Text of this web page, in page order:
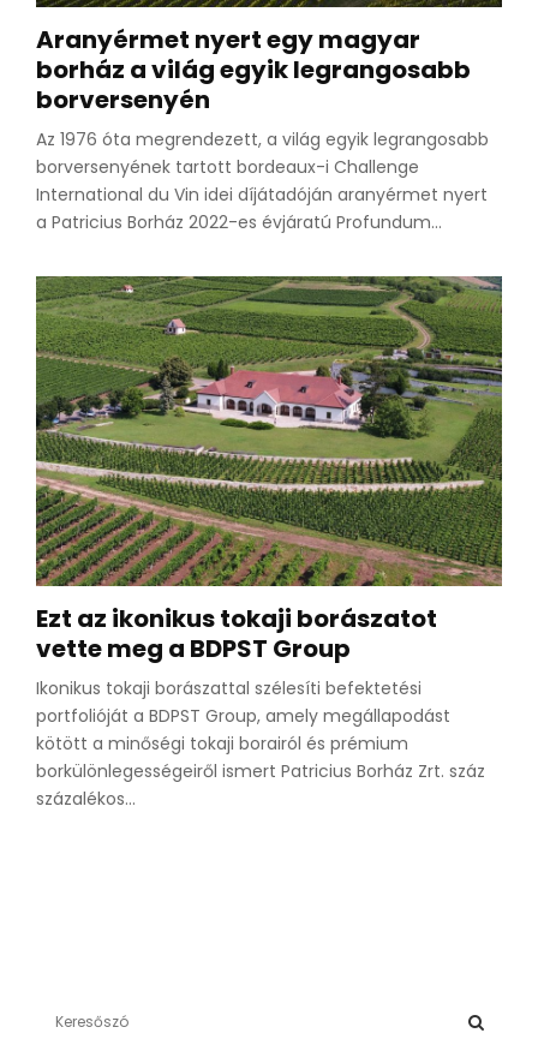
Aranyérmet nyert egy magyar
borház a világ egyik legrangosabb
borversenyén
Az 1976 óta megrendezett, a világ egyik legrangosabb
borversenyének tartott bordeaux-i Challenge
International du Vin idei díjátadóján aranyérmet nyert
a Patricius Borház 2022-es évjáratú Profundum...
Ezt az ikonikus tokaji borászatot
vette meg a BDPST Group
Ikonikus tokaji borászattal szélesíti befektetési
portfolióját a BDPST Group, amely megállapodást
kötött a minőségi tokaji borairól és prémium
borkülönlegességeiről ismert Patricius Borház Zrt. száz
százalékos...